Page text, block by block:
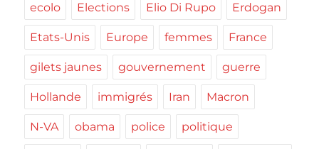
ecolo Elections Elio Di Rupo Erdogan
Etats-Unis Europe femmes France
gilets jaunes gouvernement guerre
Hollande immigrés Iran Macron
N-VA obama police politique